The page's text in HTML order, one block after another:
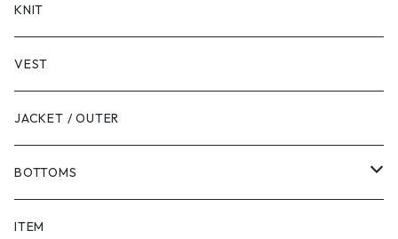
LONG SLEEVE
KNIT
VEST
JACKET / OUTER
BOTTOMS
SHORTS
ITEM